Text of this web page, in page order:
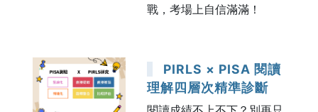
戰，考場上自信滿滿！
PIRLS × PISA 閱讀
理解四層次精準診斷